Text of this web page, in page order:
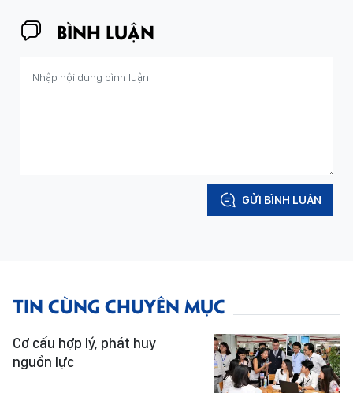
BÌNH LUẬN
GỬI BÌNH LUẬN
TIN CÙNG CHUYÊN MỤC
Cơ cấu hợp lý, phát huy
nguồn lực